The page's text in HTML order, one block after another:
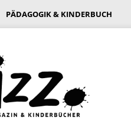
PÄDAGOGIK & KINDERBUCH